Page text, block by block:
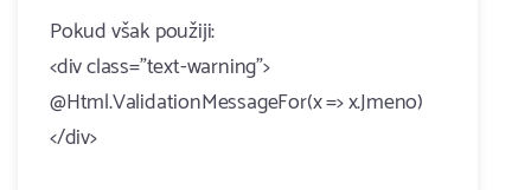
Pokud však použiji:
<div class="text-warning">
@Html.ValidationMessageFor(x => x.Jmeno)
</div>